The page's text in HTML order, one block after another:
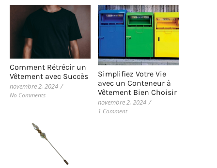
Comment Rétrécir un
Vêtement avec Succès
novembre 2, 2024 /
No Comments
Simplifiez Votre Vie
avec un Conteneur à
Vêtement Bien Choisir
novembre 2, 2024 /
1 Comment